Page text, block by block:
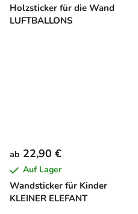
Holzsticker für die Wand
LUFTBALLONS
Wandsticker für Kinder
KLEINER ELEFANT
ab 22,90 €
Auf Lager